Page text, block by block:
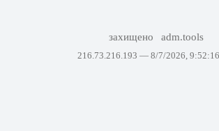
захищено adm.tools
216.73.216.193 — 8/7/2026,